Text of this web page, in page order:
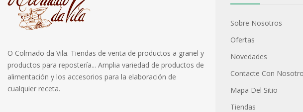
O Colmado da Vila. Tiendas de venta de productos a granel y
productos para repostería... Amplia variedad de productos de
alimentación y los accesorios para la elaboración de
cualquier receta.
Sobre Nosotros
Ofertas
Novedades
Contacte Con
Mapa Del Sitio
Tiendas